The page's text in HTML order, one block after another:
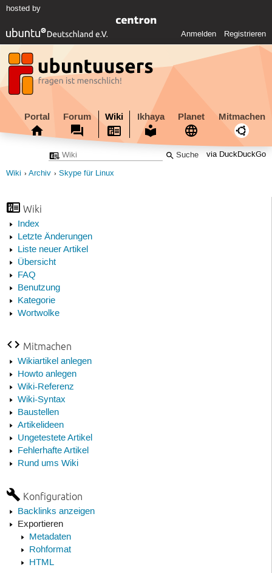
hosted by
Anmelden Registrieren
Portal Forum Wiki Ikhaya Planet Mitmachen
via DuckDuckGo
Wiki Archiv Skype für Linux
Wiki
Index
Letzte Änderungen
Liste neuer Artikel
Übersicht
FAQ
Benutzung
Kategorie
Wortwolke
Mitmachen
Wikiartikel anlegen
Howto anlegen
Wiki-Referenz
Wiki-Syntax
Baustellen
Artikelideen
Ungetestete Artikel
Fehlerhafte Artikel
Rund ums Wiki
Konfiguration
Backlinks anzeigen
Exportieren
Metadaten
Rohformat
HTML